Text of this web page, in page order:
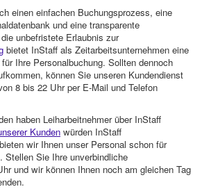
einen einfachen Buchungsprozess, eine
und eine transparente
unbefristete Erlaubnis zur
bietet InStaff als Zeitarbeitsunternehmen eine
Ihre Personalbuchung. Sollten dennoch
können Sie unseren Kundendienst
8 bis 22 Uhr per E-Mail und Telefon
haben Leiharbeitnehmer über InStaff
Kunden würden InStaff
wir Ihnen unser Personal schon für
Stellen Sie Ihre unverbindliche
und wir können Ihnen noch am gleichen Tag